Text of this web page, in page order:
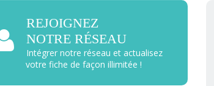
REJOIGNEZ
NOTRE RÉSEAU
Intégrer notre réseau et actualisez
votre fiche de façon illimitée !